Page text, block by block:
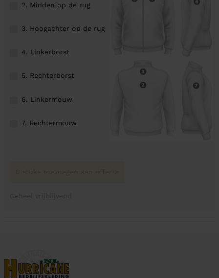
2. Midden op de rug
3. Hoogachter op de rug
4. Linkerborst
5. Rechterborst
6. Linkermouw
7. Rechtermouw